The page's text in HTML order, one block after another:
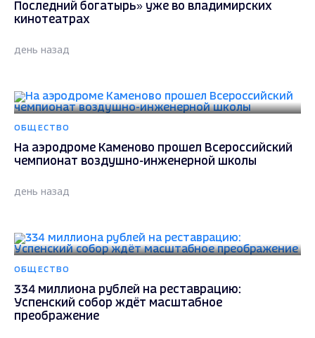
Последний богатырь» уже во владимирских
кинотеатрах
день назад
ОБЩЕСТВО
На аэродроме Каменово прошел Всероссийский
чемпионат воздушно-инженерной школы
день назад
ОБЩЕСТВО
334 миллиона рублей на реставрацию:
Успенский собор ждёт масштабное
преображение